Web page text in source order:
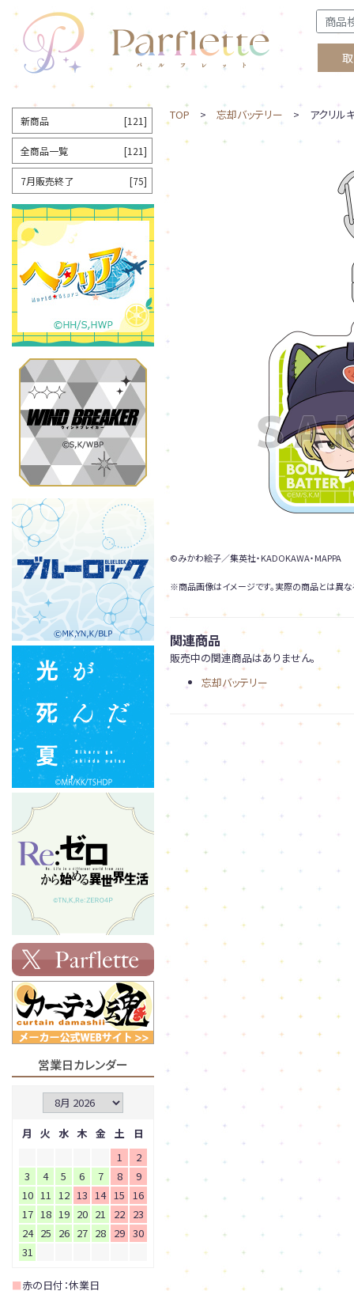
TOP > 忘却バッテリー > アクリルキ
©みかわ絵子／集英社・KADOKAWA・MAPPA
※商品画像はイメージです。実際の商品とは異な
関連商品
販売中の関連商品はありません。
忘却バッテリー
新商品 [121]
全商品一覧 [121]
7月販売終了 [75]
営業日カレンダー
月 火 水 木 金 土
日
1
2
3
4 5 6 7 8
9
10 11 12 13 14 15
16
17 18 19 20 21 22 23
24 25 26 27 28 29 30
31
■赤の日付：休業日